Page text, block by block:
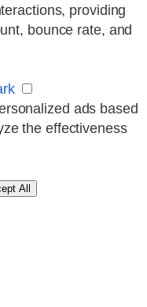
providing
bounce rate, and
ads based
the effectiveness
All